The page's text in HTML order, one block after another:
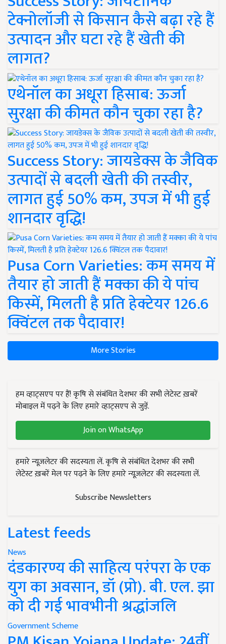
टेक्नोलॉजी से किसान कैसे बढ़ा रहे हैं
उत्पादन और घटा रहे हैं खेती की
लागत?
एथेनॉल का अधूरा हिसाब: ऊर्जा
सुरक्षा की कीमत कौन चुका रहा है?
Success Story: जायडेक्स के जैविक
उत्पादों से बदली खेती की तस्वीर,
लागत हुई 50% कम, उपज में भी हुई
शानदार वृद्धि!
Pusa Corn Varieties: कम समय में
तैयार हो जाती हैं मक्का की ये पांच
किस्में, मिलती है प्रति हेक्टेयर 126.6
क्विंटल तक पैदावार!
More Stories
हम व्हाट्सएप पर हैं! कृषि से संबंधित देशभर की सभी लेटेस्ट ख़बरें
मोबाइल में पढ़ने के लिए हमारे व्हाट्सएप से जुड़ें.
Join on WhatsApp
हमारे न्यूज़लेटर की सदस्यता लें. कृषि से संबंधित देशभर की सभी
लेटेस्ट ख़बरें मेल पर पढ़ने के लिए हमारे न्यूज़लेटर की सदस्यता लें.
Subscribe Newsletters
Latest feeds
News
दंडकारण्य की साहित्य परंपरा के एक
युग का अवसान, डॉ (प्रो). बी. एल. झा
को दी गई भावभीनी श्रद्धांजलि
Government Scheme